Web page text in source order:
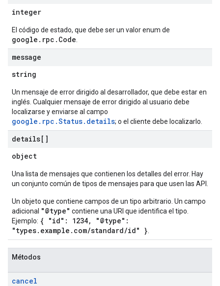
integer
El código de estado, que debe ser un valor enum de
google.rpc.Code
message
string
Un mensaje de error dirigido al desarrollador, que debe estar en
inglés. Cualquier mensaje de error dirigido al usuario debe
localizarse y enviarse al campo
google.rpc.Status.details; o el cliente debe localizarlo.
details[]
object
Una lista de mensajes que contienen los detalles del error. Hay
un conjunto común de tipos de mensajes para que usen las API.
Un objeto que contiene campos de un tipo arbitrario. Un campo
adicional "@type" contiene una URI que identifica el tipo.
Ejemplo: { "id": 1234, "@type":
"types.example.com/standard/id" }
Métodos
cancel